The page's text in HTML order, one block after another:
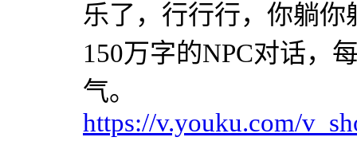
乐了，行行行，你躺
150万字的NPC对话，
气。
https://v.youku.com/